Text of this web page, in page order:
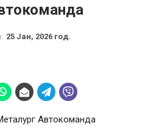
25 Јан, 2026 год.
Автокоманда